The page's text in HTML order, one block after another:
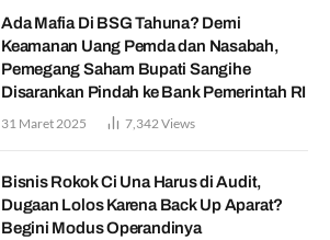
Ada Mafia Di BSG Tahuna? Demi
Keamanan Uang Pemda dan Nasabah,
Pemegang Saham Bupati Sangihe
Disarankan Pindah ke Bank Pemerintah RI
31 Maret 2025 7,342Views
Bisnis Rokok Ci Una Harus di Audit,
Dugaan Lolos Karena Back Up Aparat?
Begini Modus Operandinya